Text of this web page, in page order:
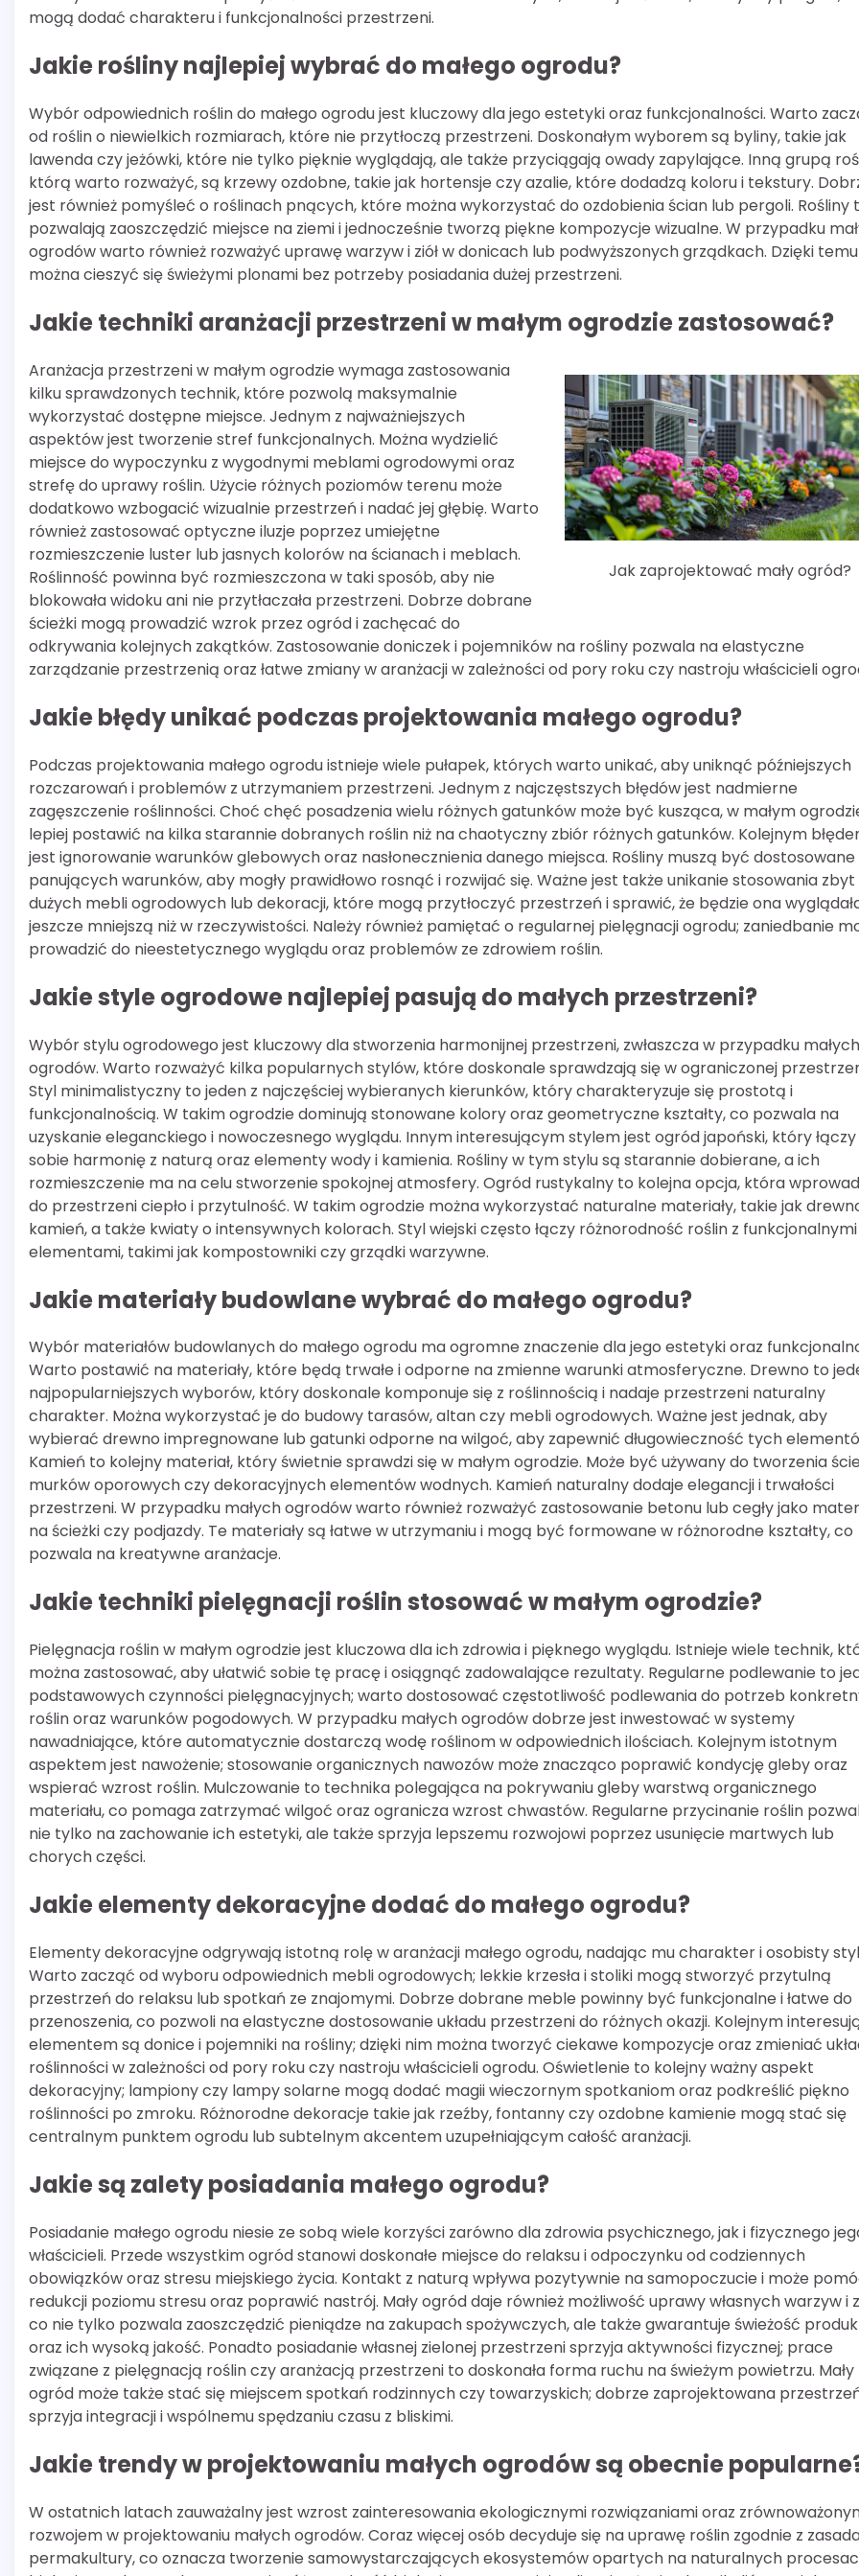
mogą dodać charakteru i funkcjonalności przestrzeni.
Jakie rośliny najlepiej wybrać do małego ogrodu?
Wybór odpowiednich roślin do małego ogrodu jest kluczowy dla jego estetyki oraz funkcjonalności. Warto
od roślin o niewielkich rozmiarach, które nie przytłoczą przestrzeni. Doskonałym wyborem są byliny, takie jak
lawenda czy jeżówki, które nie tylko pięknie wyglądają, ale także przyciągają owady zapylające. Inną grupą
którą warto rozważyć, są krzewy ozdobne, takie jak hortensje czy azalie, które dodadzą koloru i tekstury.
jest również pomyśleć o roślinach pnących, które można wykorzystać do ozdobienia ścian lub pergoli. Rośliny
pozwalają zaoszczędzić miejsce na ziemi i jednocześnie tworzą piękne kompozycje wizualne. W przypadku
ogrodów warto również rozważyć uprawę warzyw i ziół w donicach lub podwyższonych grządkach. Dzięki temu
można cieszyć się świeżymi plonami bez potrzeby posiadania dużej przestrzeni.
Jakie techniki aranżacji przestrzeni w małym ogrodzie zastosować?
Jak zaprojektować mały ogród?
Aranżacja przestrzeni w małym ogrodzie wymaga zastosowania
kilku sprawdzonych technik, które pozwolą maksymalnie
wykorzystać dostępne miejsce. Jednym z najważniejszych
aspektów jest tworzenie stref funkcjonalnych. Można wydzielić
miejsce do wypoczynku z wygodnymi meblami ogrodowymi oraz
strefę do uprawy roślin. Użycie różnych poziomów terenu może
dodatkowo wzbogacić wizualnie przestrzeń i nadać jej głębię. Warto
również zastosować optyczne iluzje poprzez umiejętne
rozmieszczenie luster lub jasnych kolorów na ścianach i meblach.
Roślinność powinna być rozmieszczona w taki sposób, aby nie
blokowała widoku ani nie przytłaczała przestrzeni. Dobrze dobrane
ścieżki mogą prowadzić wzrok przez ogród i zachęcać do
odkrywania kolejnych zakątków. Zastosowanie doniczek i pojemników na rośliny pozwala na elastyczne
zarządzanie przestrzenią oraz łatwe zmiany w aranżacji w zależności od pory roku czy nastroju właścicieli
Jakie błędy unikać podczas projektowania małego ogrodu?
Podczas projektowania małego ogrodu istnieje wiele pułapek, których warto unikać, aby uniknąć późniejszych
rozczarowań i problemów z utrzymaniem przestrzeni. Jednym z najczęstszych błędów jest nadmierne
zagęszczenie roślinności. Choć chęć posadzenia wielu różnych gatunków może być kusząca, w małym
lepiej postawić na kilka starannie dobranych roślin niż na chaotyczny zbiór różnych gatunków. Kolejnym
jest ignorowanie warunków glebowych oraz nasłonecznienia danego miejsca. Rośliny muszą być dostosowane
panujących warunków, aby mogły prawidłowo rosnąć i rozwijać się. Ważne jest także unikanie stosowania zbyt
dużych mebli ogrodowych lub dekoracji, które mogą przytłoczyć przestrzeń i sprawić, że będzie ona
jeszcze mniejszą niż w rzeczywistości. Należy również pamiętać o regularnej pielęgnacji ogrodu; zaniedbanie
prowadzić do nieestetycznego wyglądu oraz problemów ze zdrowiem roślin.
Jakie style ogrodowe najlepiej pasują do małych przestrzeni?
Wybór stylu ogrodowego jest kluczowy dla stworzenia harmonijnej przestrzeni, zwłaszcza w przypadku małych
ogrodów. Warto rozważyć kilka popularnych stylów, które doskonale sprawdzają się w ograniczonej
Styl minimalistyczny to jeden z najczęściej wybieranych kierunków, który charakteryzuje się prostotą i
funkcjonalnością. W takim ogrodzie dominują stonowane kolory oraz geometryczne kształty, co pozwala na
uzyskanie eleganckiego i nowoczesnego wyglądu. Innym interesującym stylem jest ogród japoński, który
sobie harmonię z naturą oraz elementy wody i kamienia. Rośliny w tym stylu są starannie dobierane, a ich
rozmieszczenie ma na celu stworzenie spokojnej atmosfery. Ogród rustykalny to kolejna opcja, która
do przestrzeni ciepło i przytulność. W takim ogrodzie można wykorzystać naturalne materiały, takie jak
kamień, a także kwiaty o intensywnych kolorach. Styl wiejski często łączy różnorodność roślin z funkcjonalnymi
elementami, takimi jak kompostowniki czy grządki warzywne.
Jakie materiały budowlane wybrać do małego ogrodu?
Wybór materiałów budowlanych do małego ogrodu ma ogromne znaczenie dla jego estetyki oraz
Warto postawić na materiały, które będą trwałe i odporne na zmienne warunki atmosferyczne. Drewno to
najpopularniejszych wyborów, który doskonale komponuje się z roślinnością i nadaje przestrzeni naturalny
charakter. Można wykorzystać je do budowy tarasów, altan czy mebli ogrodowych. Ważne jest jednak, aby
wybierać drewno impregnowane lub gatunki odporne na wilgoć, aby zapewnić długowieczność tych
Kamień to kolejny materiał, który świetnie sprawdzi się w małym ogrodzie. Może być używany do tworzenia
murków oporowych czy dekoracyjnych elementów wodnych. Kamień naturalny dodaje elegancji i trwałości
przestrzeni. W przypadku małych ogrodów warto również rozważyć zastosowanie betonu lub cegły jako
na ścieżki czy podjazdy. Te materiały są łatwe w utrzymaniu i mogą być formowane w różnorodne kształty, co
pozwala na kreatywne aranżacje.
Jakie techniki pielęgnacji roślin stosować w małym ogrodzie?
Pielęgnacja roślin w małym ogrodzie jest kluczowa dla ich zdrowia i pięknego wyglądu. Istnieje wiele technik,
można zastosować, aby ułatwić sobie tę pracę i osiągnąć zadowalające rezultaty. Regularne podlewanie to
podstawowych czynności pielęgnacyjnych; warto dostosować częstotliwość podlewania do potrzeb
roślin oraz warunków pogodowych. W przypadku małych ogrodów dobrze jest inwestować w systemy
nawadniające, które automatycznie dostarczą wodę roślinom w odpowiednich ilościach. Kolejnym istotnym
aspektem jest nawożenie; stosowanie organicznych nawozów może znacząco poprawić kondycję gleby oraz
wspierać wzrost roślin. Mulczowanie to technika polegająca na pokrywaniu gleby warstwą organicznego
materiału, co pomaga zatrzymać wilgoć oraz ogranicza wzrost chwastów. Regularne przycinanie roślin
nie tylko na zachowanie ich estetyki, ale także sprzyja lepszemu rozwojowi poprzez usunięcie martwych lub
chorych części.
Jakie elementy dekoracyjne dodać do małego ogrodu?
Elementy dekoracyjne odgrywają istotną rolę w aranżacji małego ogrodu, nadając mu charakter i osobisty
Warto zacząć od wyboru odpowiednich mebli ogrodowych; lekkie krzesła i stoliki mogą stworzyć przytulną
przestrzeń do relaksu lub spotkań ze znajomymi. Dobrze dobrane meble powinny być funkcjonalne i łatwe do
przenoszenia, co pozwoli na elastyczne dostosowanie układu przestrzeni do różnych okazji. Kolejnym
elementem są donice i pojemniki na rośliny; dzięki nim można tworzyć ciekawe kompozycje oraz zmieniać
roślinności w zależności od pory roku czy nastroju właścicieli ogrodu. Oświetlenie to kolejny ważny aspekt
dekoracyjny; lampiony czy lampy solarne mogą dodać magii wieczornym spotkaniom oraz podkreślić piękno
roślinności po zmroku. Różnorodne dekoracje takie jak rzeźby, fontanny czy ozdobne kamienie mogą stać się
centralnym punktem ogrodu lub subtelnym akcentem uzupełniającym całość aranżacji.
Jakie są zalety posiadania małego ogrodu?
Posiadanie małego ogrodu niesie ze sobą wiele korzyści zarówno dla zdrowia psychicznego, jak i fizycznego
właścicieli. Przede wszystkim ogród stanowi doskonałe miejsce do relaksu i odpoczynku od codziennych
obowiązków oraz stresu miejskiego życia. Kontakt z naturą wpływa pozytywnie na samopoczucie i może
redukcji poziomu stresu oraz poprawić nastrój. Mały ogród daje również możliwość uprawy własnych warzyw i
co nie tylko pozwala zaoszczędzić pieniądze na zakupach spożywczych, ale także gwarantuje świeżość
oraz ich wysoką jakość. Ponadto posiadanie własnej zielonej przestrzeni sprzyja aktywności fizycznej; prace
związane z pielęgnacją roślin czy aranżacją przestrzeni to doskonała forma ruchu na świeżym powietrzu. Mały
ogród może także stać się miejscem spotkań rodzinnych czy towarzyskich; dobrze zaprojektowana
sprzyja integracji i wspólnemu spędzaniu czasu z bliskimi.
Jakie trendy w projektowaniu małych ogrodów są obecnie
W ostatnich latach zauważalny jest wzrost zainteresowania ekologicznymi rozwiązaniami oraz
rozwojem w projektowaniu małych ogrodów. Coraz więcej osób decyduje się na uprawę roślin zgodnie z
permakultury, co oznacza tworzenie samowystarczających ekosystemów opartych na naturalnych